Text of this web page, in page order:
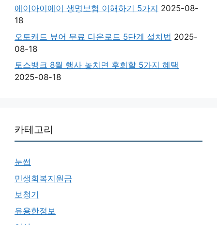
에이아이에이 생명보험 이해하기 5가지 2025-08-
18
오토캐드 뷰어 무료 다운로드 5단계 설치법 2025-
08-18
토스뱅크 8월 행사 놓치면 후회할 5가지 혜택
2025-08-18
카테고리
눈썹
민생회복지원금
보청기
유용한정보